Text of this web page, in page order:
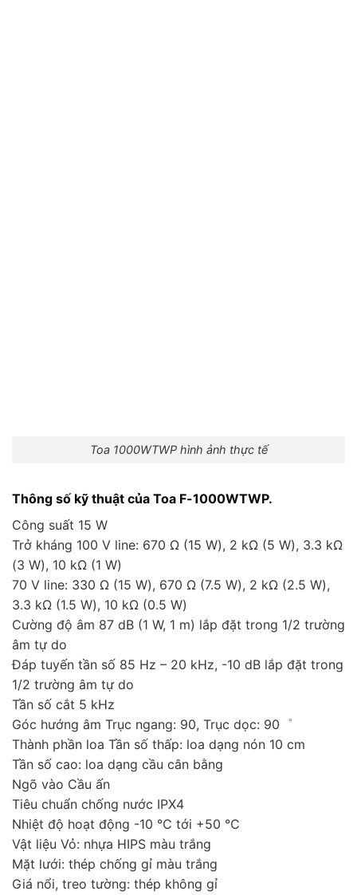
Toa 1000WTWP hình ảnh thực tế
Thông số kỹ thuật của Toa F-1000WTWP.
Công suất 15 W
Trở kháng 100 V line: 670 Ω (15 W), 2 kΩ (5 W), 3.3 kΩ
(3 W), 10 kΩ (1 W)
70 V line: 330 Ω (15 W), 670 Ω (7.5 W), 2 kΩ (2.5 W),
3.3 kΩ (1.5 W), 10 kΩ (0.5 W)
Cường độ âm 87 dB (1 W, 1 m) lắp đặt trong 1/2 trường
âm tự do
Đáp tuyến tần số 85 Hz – 20 kHz, -10 dB lắp đặt trong
1/2 trường âm tự do
Tần số cắt 5 kHz
Góc hướng âm Trục ngang: 90, Trục dọc: 90゜
Thành phần loa Tần số thấp: loa dạng nón 10 cm
Tần số cao: loa dạng cầu cân bằng
Ngõ vào Cầu ấn
Tiêu chuẩn chống nước IPX4
Nhiệt độ hoạt động -10 ℃ tới +50 ℃
Vật liệu Vỏ: nhựa HIPS màu trắng
Mặt lưới: thép chống gỉ màu trắng
Giá nổi, treo tường: thép không gỉ